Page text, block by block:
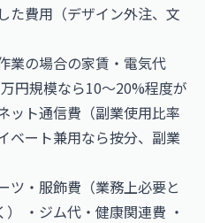
た費用（デザイン外注、文
業の場合の家賃・電気代
円規模なら10〜20%程度が
ット通信費（副業使用比率
ベート兼用なら按分、副業
ツ・服飾費（業務上必要と
・ジム代・健康関連費 ・